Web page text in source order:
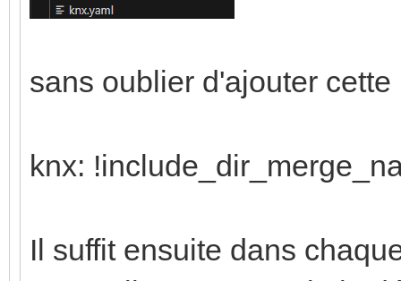
sans oublier d'ajouter
knx:
Il suffit ensuite dans